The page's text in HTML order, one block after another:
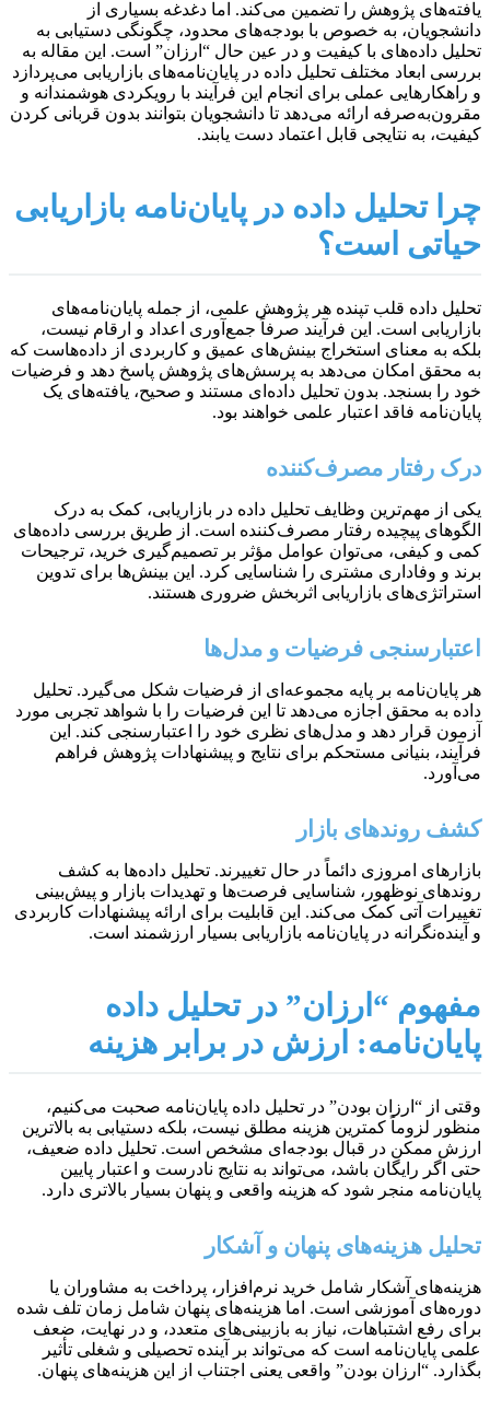
یافته‌های پژوهش را تضمین می‌کند. اما دغدغه بسیاری از
دانشجویان، به خصوص با بودجه‌های محدود، چگونگی دستیابی به
تحلیل داده‌های با کیفیت و در عین حال “ارزان” است. این مقاله به
بررسی ابعاد مختلف تحلیل داده در پایان‌نامه‌های بازاریابی می‌پردازد
و راهکارهایی عملی برای انجام این فرآیند با رویکردی هوشمندانه و
مقرون‌به‌صرفه ارائه می‌دهد تا دانشجویان بتوانند بدون قربانی کردن
کیفیت، به نتایجی قابل اعتماد دست یابند.
چرا تحلیل داده در پایان‌نامه بازاریابی
حیاتی است؟
تحلیل داده قلب تپنده هر پژوهش علمی، از جمله پایان‌نامه‌های
بازاریابی است. این فرآیند صرفاً جمع‌آوری اعداد و ارقام نیست،
بلکه به معنای استخراج بینش‌های عمیق و کاربردی از داده‌هاست که
به محقق امکان می‌دهد به پرسش‌های پژوهش پاسخ دهد و فرضیات
خود را بسنجد. بدون تحلیل داده‌ای مستند و صحیح، یافته‌های یک
پایان‌نامه فاقد اعتبار علمی خواهند بود.
درک رفتار مصرف‌کننده
یکی از مهم‌ترین وظایف تحلیل داده در بازاریابی، کمک به درک
الگوهای پیچیده رفتار مصرف‌کننده است. از طریق بررسی داده‌های
کمی و کیفی، می‌توان عوامل مؤثر بر تصمیم‌گیری خرید، ترجیحات
برند و وفاداری مشتری را شناسایی کرد. این بینش‌ها برای تدوین
استراتژی‌های بازاریابی اثربخش ضروری هستند.
اعتبارسنجی فرضیات و مدل‌ها
هر پایان‌نامه بر پایه مجموعه‌ای از فرضیات شکل می‌گیرد. تحلیل
داده به محقق اجازه می‌دهد تا این فرضیات را با شواهد تجربی مورد
آزمون قرار دهد و مدل‌های نظری خود را اعتبارسنجی کند. این
فرآیند، بنیانی مستحکم برای نتایج و پیشنهادات پژوهش فراهم
می‌آورد.
کشف روندهای بازار
بازارهای امروزی دائماً در حال تغییرند. تحلیل داده‌ها به کشف
روندهای نوظهور، شناسایی فرصت‌ها و تهدیدات بازار و پیش‌بینی
تغییرات آتی کمک می‌کند. این قابلیت برای ارائه پیشنهادات کاربردی
و آینده‌نگرانه در پایان‌نامه بازاریابی بسیار ارزشمند است.
مفهوم “ارزان” در تحلیل داده
پایان‌نامه: ارزش در برابر هزینه
وقتی از “ارزان بودن” در تحلیل داده پایان‌نامه صحبت می‌کنیم،
منظور لزوماً کمترین هزینه مطلق نیست، بلکه دستیابی به بالاترین
ارزش ممکن در قبال بودجه‌ای مشخص است. تحلیل داده ضعیف،
حتی اگر رایگان باشد، می‌تواند به نتایج نادرست و اعتبار پایین
پایان‌نامه منجر شود که هزینه واقعی و پنهان بسیار بالاتری دارد.
تحلیل هزینه‌های پنهان و آشکار
هزینه‌های آشکار شامل خرید نرم‌افزار، پرداخت به مشاوران یا
دوره‌های آموزشی است. اما هزینه‌های پنهان شامل زمان تلف شده
برای رفع اشتباهات، نیاز به بازبینی‌های متعدد، و در نهایت، ضعف
علمی پایان‌نامه است که می‌تواند بر آینده تحصیلی و شغلی تأثیر
بگذارد. “ارزان بودن” واقعی یعنی اجتناب از این هزینه‌های پنهان.